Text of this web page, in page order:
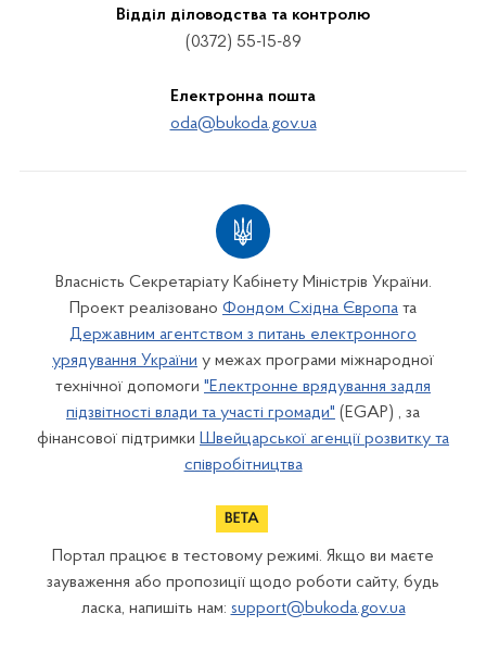
Відділ діловодства та контролю
(0372) 55-15-89
Електронна пошта
oda@bukoda.gov.ua
Власність Секретаріату Кабінету Міністрів України.
Проект реалізовано Фондом Східна Європа та
Державним агентством з питань електронного
урядування України у межах програми міжнародної
технічної допомоги "Електронне врядування задля
підзвітності влади та участі громади" (EGAP) , за
фінансової підтримки Швейцарської агенції розвитку та
співробітництва
Портал працює в тестовому режимі. Якщо ви маєте
зауваження або пропозиції щодо роботи сайту, будь
ласка, напишіть нам: support@bukoda.gov.ua